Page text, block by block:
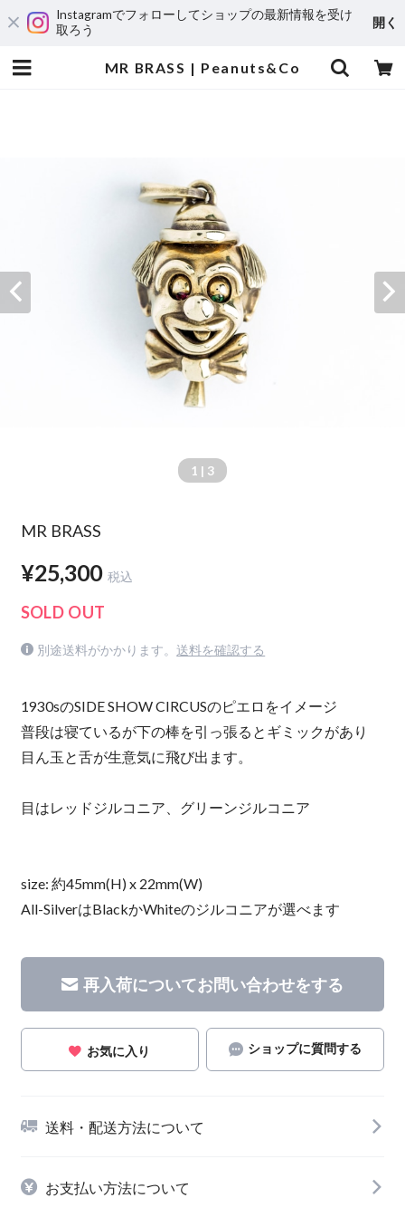
Instagramでフォローしてショップの最新情報を受け
取ろう
開く
MR BRASS | Peanuts&Co
1 | 3
MR BRASS
¥25,300 税込
SOLD OUT
別途送料がかかります。 送料を確認する
1930sのSIDE SHOW CIRCUSのピエロをイメージ
普段は寝ているが下の棒を引っ張るとギミックがあり
目ん玉と舌が生意気に飛び出ます。
目はレッドジルコニア、グリーンジルコニア
size: 約45mm(H) x 22mm(W)
All-SilverはBlackかWhiteのジルコニアが選べます
再入荷についてお問い合わせをする
お気に入り ショップに質問する
送料・配送方法について
お支払い方法について